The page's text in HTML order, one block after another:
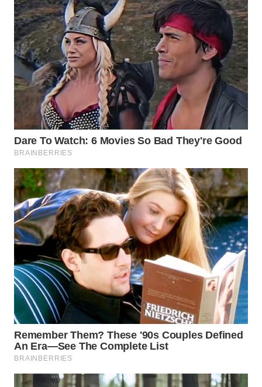
WN
INDRAMAYU
WN
KUNINGAN
WN
MAJALENGKA
WN
WN
SUKABUMI
WN
PURWAKARTA
WN
PRIANGAN
TIMUR
WN
SEMARANG
WN